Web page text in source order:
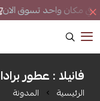
في مكان واحد تسوق الان
فانيلا : عطور
الرئيسية المدونة